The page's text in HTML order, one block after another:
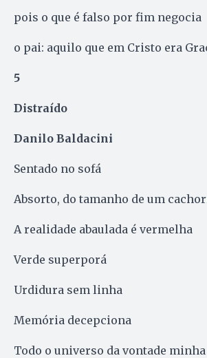
pois o que é falso por fim negocia
o pai: aquilo que em Cristo era
5
Distraído
Danilo Baldacini
Sentado no sofá
Absorto, do tamanho de um
A realidade abaulada é vermelha
Verde superporá
Urdidura sem linha
Memória decepciona
Todo o universo da vontade minha